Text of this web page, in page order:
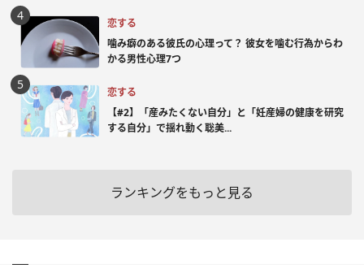
恋する
噛み癖のある彼氏の心理って？ 彼女を噛む行為からわ
かる男性心理7つ
恋する
【#2】「産みたくない自分」と「妊産婦の健康を研究
する自分」で揺れ動く聡美...
ランキングをもっと見る